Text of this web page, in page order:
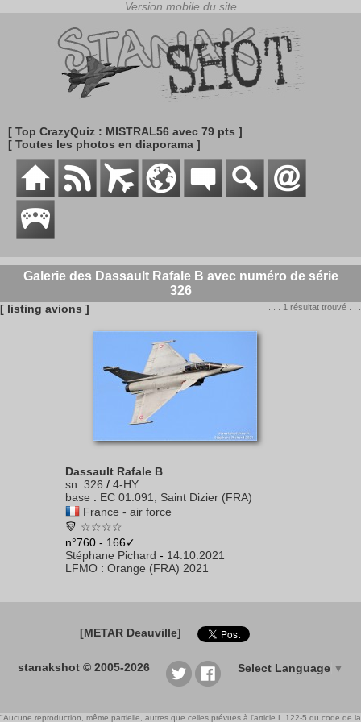
[ Top CrazyQuiz : MISTRAL56 avec 79 pts ]
[ Toutes les photos en diaporama ]
Galerie des Dassault Rafale B avec numéro de série
326
[ listing avions ] . . . 1 résultat trouvé . . .
Dassault Rafale B
sn: 326 / 4-HY
base : EC 01.091, Saint Dizier (FRA)
France - air force
☆☆☆☆
n°760 - 166✓
Stéphane Pichard - 14.10.2021
LFMO : Orange (FRA) 2021
[METAR Deauville]
stanakshot © 2005-2026 Select Language ▼
"Aucune reproduction, même partielle, autres que celles prévues à l'article L 122-5 du code de la